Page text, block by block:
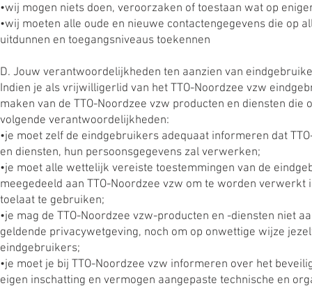
•wij mogen niets doen, veroorzaken of toestaan wat op
•wij moeten alle oude en nieuwe contactengegevens die
uitdunnen en toegangsniveaus toekennen
D. Jouw verantwoordelijkheden ten aanzien van
Indien je als vrijwilligerlid van het TTO-Noordzee vzw
maken van de TTO-Noordzee vzw producten en diensten
volgende verantwoordelijkheden:
•je moet zelf de eindgebruikers adequaat informeren dat
en diensten, hun persoonsgegevens zal verwerken;
•je moet alle wettelijk vereiste toestemmingen van de
meegedeeld aan TTO-Noordzee vzw om te worden
toelaat te gebruiken;
•je mag de TTO-Noordzee vzw-producten en -diensten niet
geldende privacywetgeving, noch om op onwettige wijze
eindgebruikers;
•je moet je bij TTO-Noordzee vzw informeren over het
eigen inschatting en vermogen aangepaste technische en